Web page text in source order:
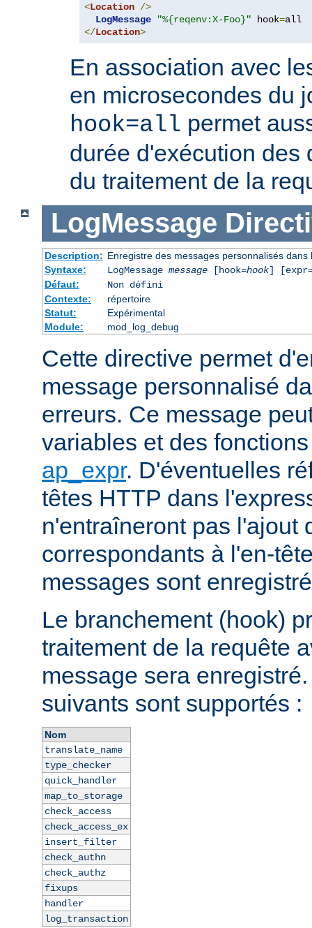
<Location />
LogMessage
"%{reqenv:X-Foo}" hook=
</Location>
En association avec
en microsecondes du
hook=all permet
durée d'exécution des
du traitement de la
LogMessage
Description: Enregistre des messages personnalisés
Syntaxe:
LogMessage message[hook=hook]
Défaut:
Non défini
Contexte:
répertoire
Statut:
Expérimental
Module:
mod_log_debug
Cette directive permet
message personnalisé
erreurs. Ce message
variables et des
ap_expr. D'éventuelles
têtes HTTP dans
n'entraîneront pas l'ajout
correspondants à l'en-
messages sont
Le branchement (hook)
traitement de la requête
message sera
suivants sont supportés :
Nom
translate_name
type_checker
quick_handler
map_to_storage
check_access
check_access_ex
insert_filter
check_authn
check_authz
fixups
handler
log_transaction